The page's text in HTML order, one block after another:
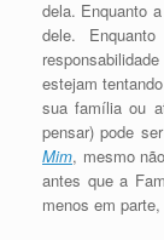
dela. Enquanto
dele.
estejam
sua família ou
pensar) pode
Mim, mesmo
antes que a
menos em